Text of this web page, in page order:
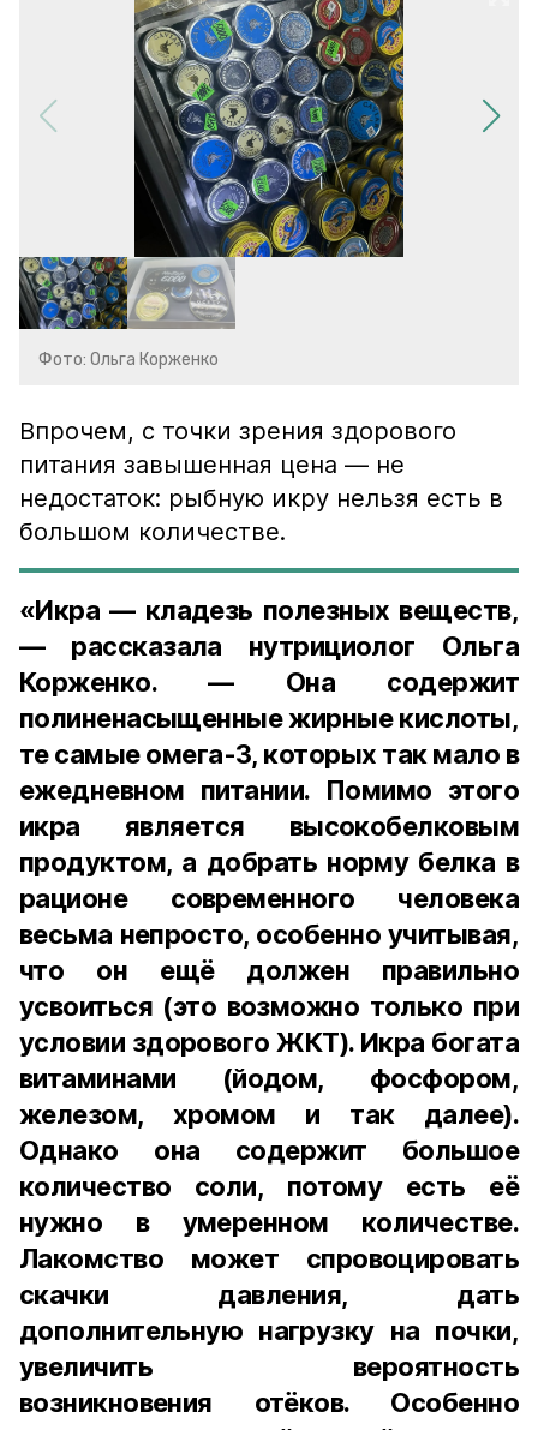
Фото: Ольга Корженко
Впрочем, с точки зрения здорового
питания завышенная цена — не
недостаток: рыбную икру нельзя есть в
большом количестве.
«Икра — кладезь полезных веществ,
— рассказала нутрициолог Ольга
Корженко. — Она содержит
полиненасыщенные жирные кислоты,
те самые омега-3, которых так мало в
ежедневном питании. Помимо этого
икра является высокобелковым
продуктом, а добрать норму белка в
рационе современного человека
весьма непросто, особенно учитывая,
что он ещё должен правильно
усвоиться (это возможно только при
условии здорового ЖКТ). Икра богата
витаминами (йодом, фосфором,
железом, хромом и так далее).
Однако она содержит большое
количество соли, потому есть её
нужно в умеренном количестве.
Лакомство может спровоцировать
скачки давления, дать
дополнительную нагрузку на почки,
увеличить вероятность
возникновения отёков. Особенно